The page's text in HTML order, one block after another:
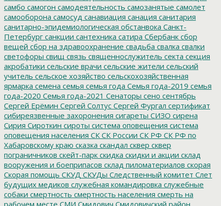
самбо самогон самодеятельность самозанятые самолет
самооборона самосуд санавиация санация санитария
санитарно-эпидемиологическая обстанвока Санкт-
Петербург санкции сантехника сатира Сбербанк сбор
вещей сбор на здравоохранение свадьба свалка свалки
светофоры свищ связь священнослужитель секта секция
акробатики сельские врачи сельские жители сельский
учитель сельское хозяйство сельскохозяйственная
ярмарка семена семья семья года Семья года-2019 семья
года-2020 Семья года-2021 Сенаторы сено сентябрь
Сергей Ерёмин Сергей Солтус Сергей Фургал сертификат
сибиреязвенные захоронения сигареты СИЗО сирена
Сирия Сироткин сироты система оповещения система
оповещения населения СК СК России СК РФ СК РФ по
Хабаровскому краю сказка скандал сквер сквер
пограничников скейт-парк скидка скидки и акции склад
вооружения и боеприпасов склад пиломатериалов скорая
Скорая помощь СКУД СКУДы Следственный комитет Слет
будущих медиков служебная командировка служебные
собаки смертность смертность населения смерть на
рабочем месте СМИ Смидович Смидовичский район